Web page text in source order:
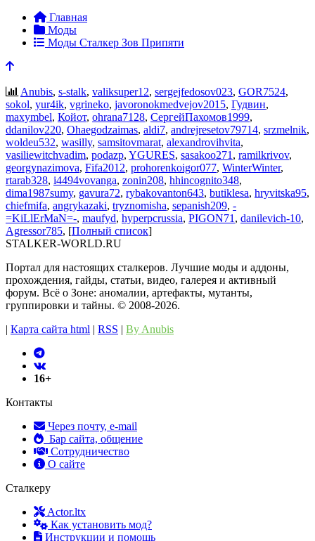
Главная
Моды
Моды Сталкер Зов Припяти
Anubis, s-stalk, valiksuper12, sergejfedosov023, GOR7524,
sokol, yur4ik, vgrineko, javoronokmedvejov2015, Гудвин,
maxymbel, Койот, ohrana7128, СергейПахомов1999,
ddanilov220, Ohaegodzaimas, aldi7, andrejresetov79714, srzmelnik,
woldeu532, wasilly, samsitovmarat, alexandrovihvita,
vasiliewitchvadim, podazp, YGURES, sasakoo271 , ramilkrivov,
georgynazimova, Fifa2012, prohorenkoigor077, WinterWinter,
rtarab328, i4494vovanga, zonin208, hhincognito348,
dima1987sumy, gavura72, rybakovanton643, butiklesa, hryvitska95,
chiefmifa, angrykazaki, tryznomisha, sepanish209, -
=KiLlErMaN=-, maufyd, hyperpcrussia, PIGON71 , danilevich-10,
Agressor785, [Полный список]
STALKER-WORLD.RU
Портал для настоящих сталкеров. Лучшие моды и аддоны,
прохождения, гайды, статьи, видео, галерея и активный
форум. Всё о Зоне: аномалии, артефакты, мутанты,
группировки и тайны. ©️ 2008-2026.
| Карта сайта html | RSS | By Anubis
16+
Контакты
Через почту, e-mail
Бар сайта, общение
Сотрудничество
О сайте
Сталкеру
Actor.ltx
Как установить мод?
Инструкции и помощь